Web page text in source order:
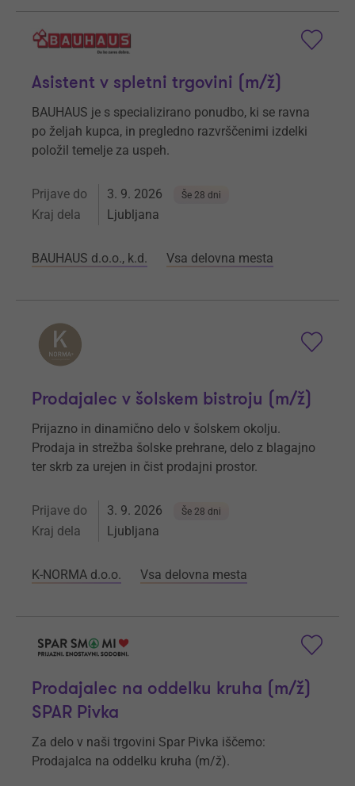
Asistent v spletni trgovini (m/ž)
BAUHAUS je s specializirano ponudbo, ki se ravna
po željah kupca, in pregledno razvrščenimi izdelki
položil temelje za uspeh.
Prijave do 3. 9. 2026 Še 28 dni
Kraj dela Ljubljana
BAUHAUS d.o.o., k.d. Vsa delovna mesta
Prodajalec v šolskem bistroju (m/ž)
Prijazno in dinamično delo v šolskem okolju.
Prodaja in strežba šolske prehrane, delo z blagajno
ter skrb za urejen in čist prodajni prostor.
Prijave do 3. 9. 2026 Še 28 dni
Kraj dela Ljubljana
K-NORMA d.o.o. Vsa delovna mesta
Prodajalec na oddelku kruha (m/ž)
SPAR Pivka
Za delo v naši trgovini Spar Pivka iščemo:
Prodajalca na oddelku kruha (m/ž).